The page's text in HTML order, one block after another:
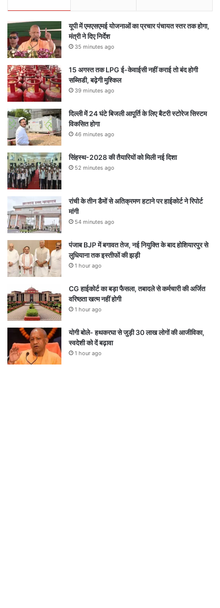
यूपी में एमएसएमई योजनाओं का प्रचार पंचायत स्तर तक होगा,
मंत्री ने दिए निर्देश
35 minutes ago
15 अगस्त तक LPG ई-केवाईसी नहीं कराई तो बंद होगी
सब्सिडी, बढ़ेगी मुश्किल
39 minutes ago
दिल्ली में 24 घंटे बिजली आपूर्ति के लिए बैटरी स्टोरेज सिस्टम
विकसित होगा
46 minutes ago
सिंहस्थ-2028 की तैयारियों को मिली नई दिशा
52 minutes ago
रांची के तीन डैमों से अतिक्रमण हटाने पर हाईकोर्ट ने रिपोर्ट
मांगी
54 minutes ago
पंजाब BJP में बगावत तेज, नई नियुक्ति के बाद होशियारपुर से
लुधियाना तक इस्तीफों की झड़ी
1 hour ago
CG हाईकोर्ट का बड़ा फैसला, तबादले से कर्मचारी की अर्जित
वरिष्ठता खत्म नहीं होगी
1 hour ago
योगी बोले- हथकरघा से जुड़ी 30 लाख लोगों की आजीविका,
स्वदेशी को दें बढ़ावा
1 hour ago